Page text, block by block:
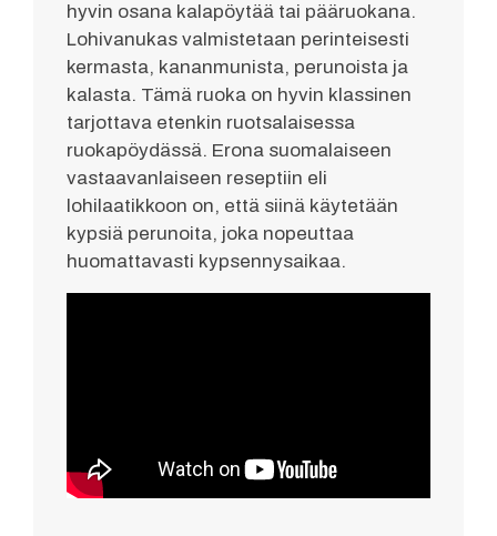
hyvin osana kalapöytää tai pääruokana.
Lohivanukas valmistetaan perinteisesti
kermasta, kananmunista, perunoista ja
kalasta. Tämä ruoka on hyvin klassinen
tarjottava etenkin ruotsalaisessa
ruokapöydässä. Erona suomalaiseen
vastaavanlaiseen reseptiin eli
lohilaatikkoon on, että siinä käytetään
kypsiä perunoita, joka nopeuttaa
huomattavasti kypsennysaikaa.